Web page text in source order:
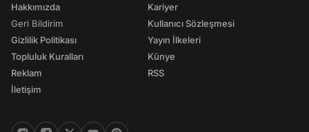
Hakkımızda
Geri Bildirim
Gizlilik Politikası
Topluluk Kuralları
Reklam
İletişim
Kariyer
Kullanıcı Sözleşmesi
Yayın İlkeleri
Künye
RSS